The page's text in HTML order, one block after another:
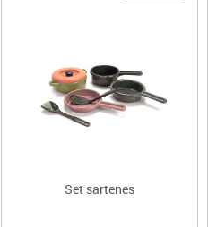
Set sartenes